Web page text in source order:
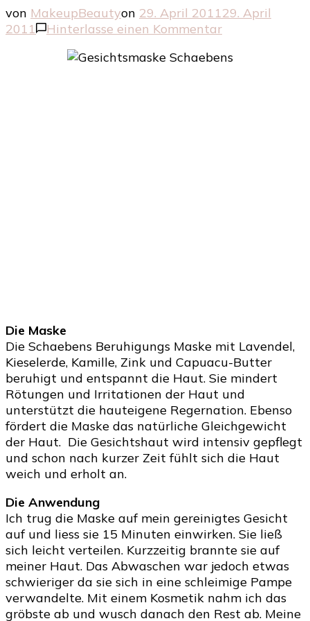
von MakeupBeautyon 29. April 201129. April
2011
Hinterlasse einen Kommentarzu
von
Die Maske
Die Schaebens Beruhigungs Maske mit Lavendel,
Kieselerde, Kamille, Zink und Capuacu-Butter
beruhigt und entspannt die Haut. Sie mindert
Rötungen und Irritationen der Haut und
unterstützt die hauteigene Regernation. Ebenso
fördert die Maske das natürliche Gleichgewicht
der Haut. Die Gesichtshaut wird intensiv gepflegt
und schon nach kurzer Zeit fühlt sich die Haut
weich und erholt an.
Die Anwendung
Ich trug die Maske auf mein gereinigtes Gesicht
auf und liess sie 15 Minuten einwirken. Sie ließ
sich leicht verteilen. Kurzzeitig brannte sie auf
meiner Haut. Das Abwaschen war jedoch etwas
schwieriger da sie sich in eine schleimige Pampe
verwandelte. Mit einem Kosmetik nahm ich das
gröbste ab und wusch danach den Rest ab. Meine